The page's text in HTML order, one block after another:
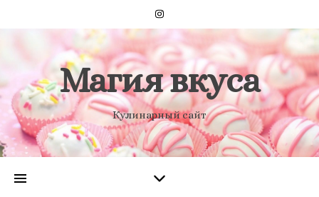
Магия вкуса
Кулинарный сайт